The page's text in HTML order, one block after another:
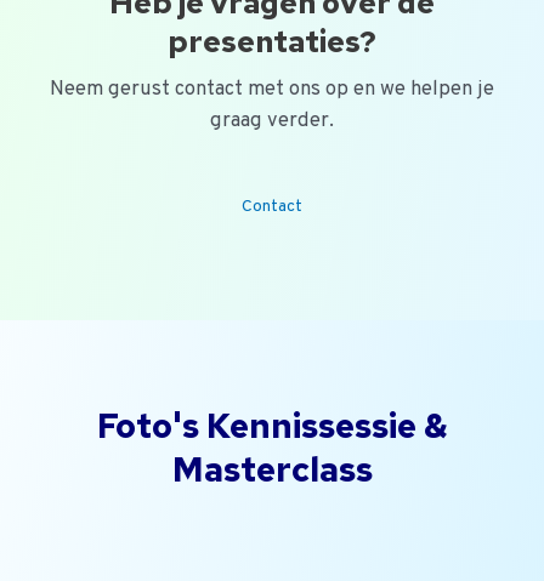
presentaties?
Neem gerust contact met ons op en we helpen je
graag verder.
Contact
Foto's Kennissessie &
Masterclass